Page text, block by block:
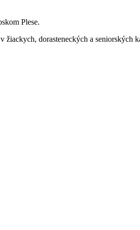
Plese.
dorasteneckých a seniorských